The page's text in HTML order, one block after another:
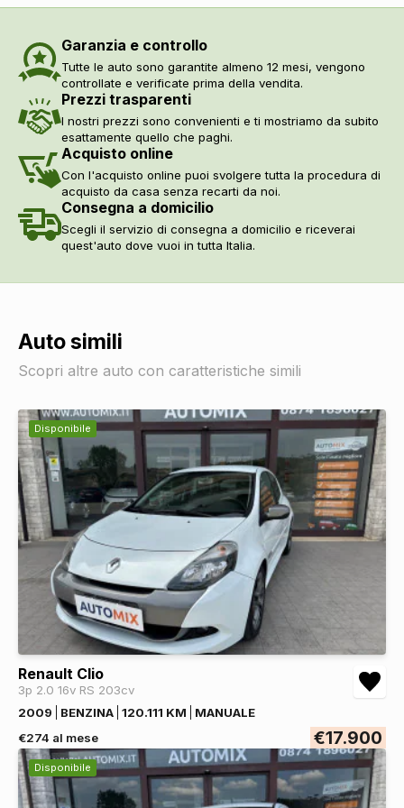
Alzacristalli elettrici anteriori e posteriori DI SERIE
Garanzia e controllo
Tutte le auto sono garantite almeno 12 mesi, vengono
controllate e verificate prima della vendita.
Prezzi trasparenti
I nostri prezzi sono convenienti e ti mostriamo da subito
esattamente quello che paghi.
Acquisto online
Con l'acquisto online puoi svolgere tutta la procedura di
acquisto da casa senza recarti da noi.
Consegna a domicilio
Scegli il servizio di consegna a domicilio e riceverai
quest'auto dove vuoi in tutta Italia.
Auto simili
Scopri altre auto con caratteristiche simili
Disponibile
Renault Clio
3p 2.0 16v RS 203cv
2009
BENZINA 120.111 KM
MANUALE
€274 al mese
€17.900
Disponibile